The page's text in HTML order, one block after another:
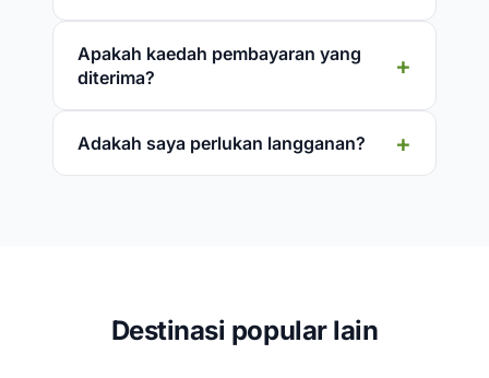
Apakah kaedah pembayaran yang
diterima?
Adakah saya perlukan langganan?
Destinasi popular lain